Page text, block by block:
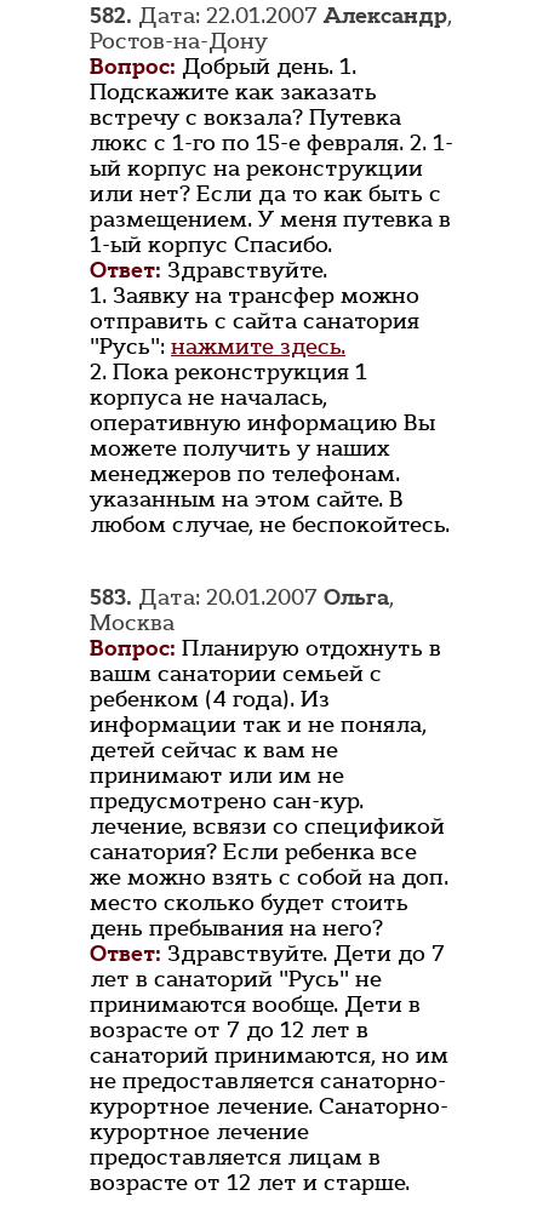
582. Дата: 22.01.2007Александр,
Ростов-на-Дону
Вопрос: Добрый день. 1.
Подскажите как заказать
встречу с вокзала? Путевка
люкс с 1-го по 15-е февраля. 2. 1-
ый корпус на реконструкции
или нет? Если да то как быть с
размещением. У меня путевка в
1-ый корпус Спасибо.
Ответ: Здравствуйте.
1. Заявку на трансфер можно
отправить с сайта санатория
"Русь": нажмите здесь.
2. Пока реконструкция 1
корпуса не началась,
оперативную информацию Вы
можете получить у наших
менеджеров по телефонам.
указанным на этом сайте. В
любом случае, не беспокойтесь.
583. Дата: 20.01.2007 Ольга,
Москва
Вопрос: Планирую отдохнуть в
вашм санатории семьей с
ребенком (4 года). Из
информации так и не поняла,
детей сейчас к вам не
принимают или им не
предусмотрено сан-кур.
лечение, всвязи со спецификой
санатория? Если ребенка все
же можно взять с собой на доп.
место сколько будет стоить
день пребывания на него?
Ответ: Здравствуйте. Дети до 7
лет в санаторий "Русь" не
принимаются вообще. Дети в
возрасте от 7 до 12 лет в
санаторий принимаются, но им
не предоставляется санаторно-
курортное лечение. Санаторно-
курортное лечение
предоставляется лицам в
возрасте от 12 лет и старше.